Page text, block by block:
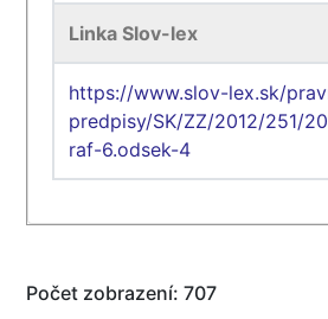
Linka Slov-lex
https://www.slov-lex.sk/
predpisy/SK/ZZ/2012/251/
raf-6.odsek-4
Počet zobrazení: 707